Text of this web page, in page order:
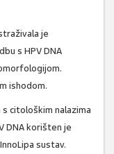
je
s HPV DNA
ishodom.
s citološkim nalazima
DNA korišten je
sustav.